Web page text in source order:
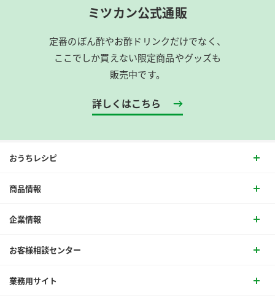
ミツカン公式通販
定番のぽん酢やお酢ドリンクだけでなく、
ここでしか買えない限定商品やグッズも
販売中です。
詳しくはこちら
おうちレシピ
商品情報
企業情報
お客様相談センター
業務用サイト